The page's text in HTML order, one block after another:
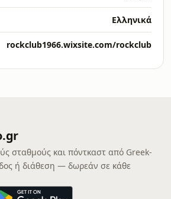
Ελληνικά
rockclub1966.wixsite.com/rockclub
σταθμούς και πόντκαστ από Greek-
ή διάθεση — δωρεάν σε κάθε